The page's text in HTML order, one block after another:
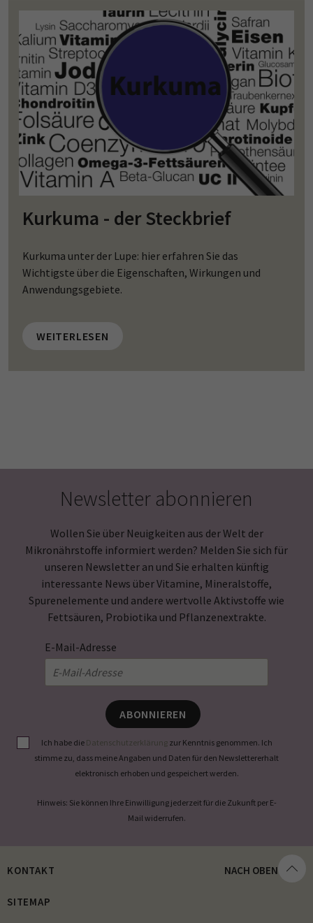
Kurkuma - der Steckbrief
Kurkuma unter der Lupe: hier erfahren Sie das
Wichtigste über die Eigenschaften, Wirkungen und
Anwendungsgebiete.
WEITERLESEN
Newsletter abonnieren
Wollen Sie über Neuigkeiten aus der Welt der
Mikronährstoffe informiert werden? Melden Sie sich für
unseren Newsletter an und Sie erhalten künftig
interessante News über Vitamine, Mineralstoffe,
Spurenelemente und andere wertvolle Aktivstoffe wie
Fettsäuren, Probiotika und Pflanzenextrakte.
E-Mail-Adresse
ABONNIEREN
Ich habe die Datenschutzerklärung zur Kenntnis genommen. Ich
stimme zu, dass meine Angaben und Daten für den Newslettererhalt
elektronisch erhoben und gespeichert werden.
Hinweis: Sie können Ihre Einwilligung jederzeit für die Zukunft per E-
Mail widerrufen.
KONTAKT
SITEMAP
NACH OBEN